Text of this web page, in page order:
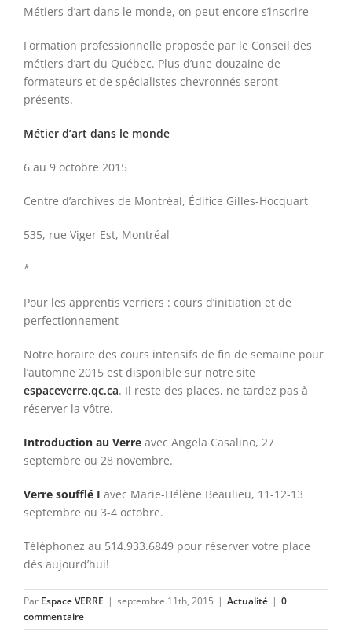
Métiers d’art dans le monde, on peut encore s’inscrire
Formation professionnelle proposée par le Conseil des
métiers d’art du Québec. Plus d’une douzaine de
formateurs et de spécialistes chevronnés seront
présents.
Métier d’art dans le monde
6 au 9 octobre 2015
Centre d’archives de Montréal, Édifice Gilles-Hocquart
535, rue Viger Est, Montréal
*
Pour les apprentis verriers : cours d’initiation et de
perfectionnement
Notre horaire des cours intensifs de fin de semaine pour
l’automne 2015 est disponible sur notre site
espaceverre.qc.ca. Il reste des places, ne tardez pas à
réserver la vôtre.
Introduction au Verre avec Angela Casalino, 27
septembre ou 28 novembre.
Verre soufflé I avec Marie-Hélène Beaulieu, 11-12-13
septembre ou 3-4 octobre.
Téléphonez au 514.933.6849 pour réserver votre place
dès aujourd’hui!
Par Espace VERRE | septembre 11th, 2015 | Actualité | 0
commentaire